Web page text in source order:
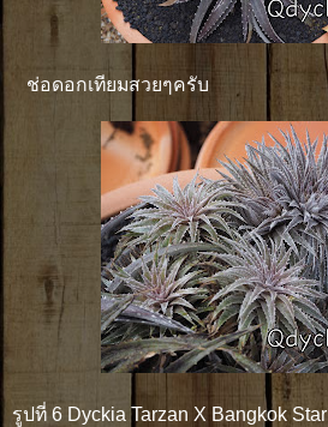
ช่อดอกเทียมสวยๆครับ
รูปที่ 6 Dyckia Tarzan X Bangkok Star